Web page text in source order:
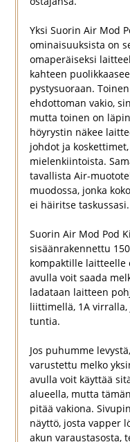
Yksi Suorin Air Mod
ominaisuuksista on
omaperäiseksi
kahteen
pystysuoraan.
ehdottoman vakio,
mutta toinen on
höyrystin näkee
johdot ja
mielenkiintoista.
tavallista Air-
muodossa, jonka
ei häiritse taskussasi.
Suorin Air Mod Pod
sisäänrakennettu
kompaktille laitteelle
avulla voit saada
ladataan laitteen
liittimellä, 1A
tuntia.
Jos puhumme
varustettu melko
avulla voit käyttää
alueella, mutta
pitää vakiona.
näyttö, josta vapper
akun varaustasosta,